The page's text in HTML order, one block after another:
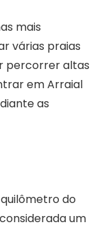
mais
várias praias
percorrer altas
em Arraial
as
do
um